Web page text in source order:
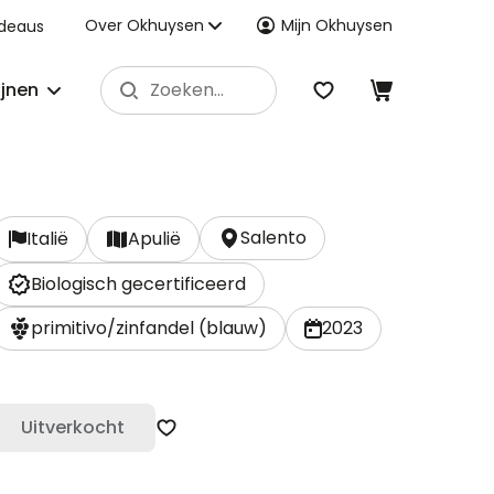
Over Okhuysen Mijn Okhuysen
Italië Apulië
Salento
Biologisch gecertificeerd
primitivo/zinfandel (blauw)
2023
Uitverkocht Zet op verlanglijst